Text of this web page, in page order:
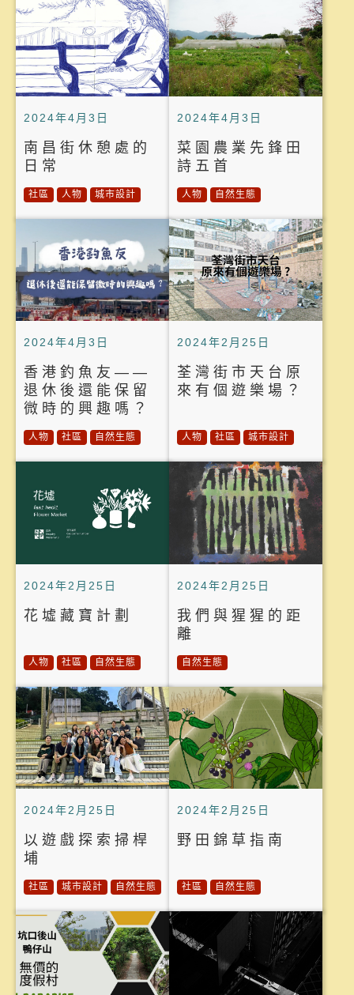
2024年4月3日
南昌街休憩處的
日常
社區 人物 城市設計
2024年4月3日
菜園農業先鋒田
詩五首
人物 自然生態
2024年4月3日
香港釣魚友——
退休後還能保留
微時的興趣嗎？
人物 社區 自然生態
2024年2月25日
荃灣街市天台原
來有個遊樂場？
人物 社區 城市設計
2024年2月25日
花墟藏寶計劃
人物 社區 自然生態
2024年2月25日
我們與猩猩的距
離
自然生態
2024年2月25日
以遊戲探索掃桿
埔
社區 城市設計 自然生態
2024年2月25日
野田錦草指南
社區 自然生態